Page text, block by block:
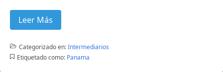
Leer Más
Categorizado en:Intermediarios
Etiquetado como: Panama